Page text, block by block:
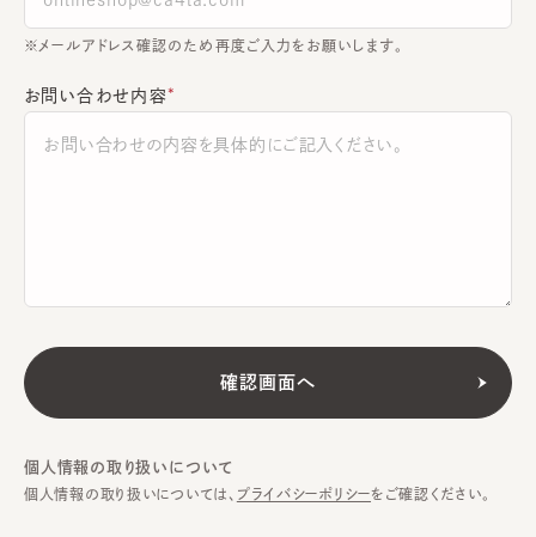
※メールアドレス確認のため再度ご入力をお願いします。
お問い合わせ内容
個人情報の取り扱いについて
個人情報の取り扱いについては、 プライバシーポリシーをご確認ください。